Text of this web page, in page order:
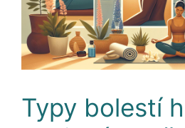
Typy bolestí